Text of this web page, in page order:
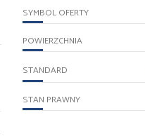
SYMBOL OFERTY
POWIERZCHNIA
STANDARD
STAN PRAWNY